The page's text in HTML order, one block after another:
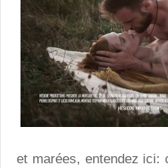
et marées, entendez ici: